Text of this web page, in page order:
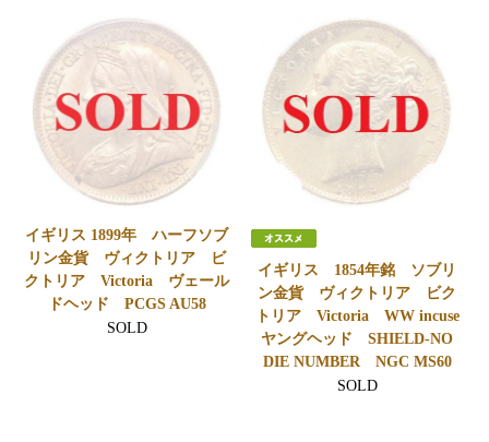
イギリス 1899年 ハーフソブ
リン金貨 ヴィクトリア ビ
クトリア Victoria ヴェール
ドヘッド PCGS AU58
SOLD
イギリス 1854年銘 ソブリ
ン金貨 ヴィクトリア ビク
トリア Victoria WW incuse
ヤングヘッド SHIELD-NO
DIE NUMBER NGC MS60
SOLD